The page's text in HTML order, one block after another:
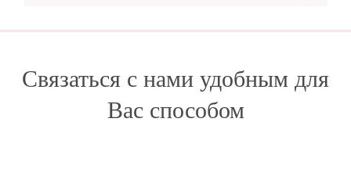
Связаться с нами удобным для
Вас способом